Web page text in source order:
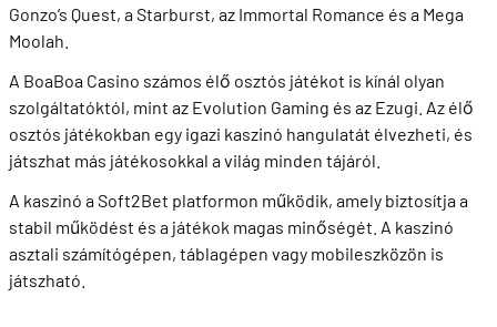
Gonzo’s Quest, a Starburst, az Immortal Romance és a Mega
Moolah.
A BoaBoa Casino számos élő osztós játékot is kínál olyan
szolgáltatóktól, mint az Evolution Gaming és az Ezugi. Az élő
osztós játékokban egy igazi kaszinó hangulatát élvezheti, és
játszhat más játékosokkal a világ minden tájáról.
A kaszinó a Soft2Bet platformon működik, amely biztosítja a
stabil működést és a játékok magas minőségét. A kaszinó
asztali számítógépen, táblagépen vagy mobileszközön is
játszható.